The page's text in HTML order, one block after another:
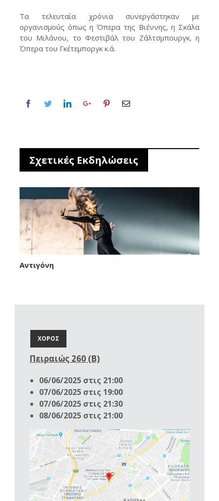
Τα τελευταία χρόνια συνεργάστηκαν με
οργανισμούς όπως η Όπερα της Βιέννης, η Σκάλα
του Μιλάνου, το Φεστιβάλ του Ζάλτσμπουργκ, η
Όπερα του Γκέτεμποργκ κ.ά.
Σχετικές Εκδηλώσεις
Αντιγόνη
ΧΟΡΟΣ
Πειραιώς 260 (Β)
06/06/2025 στις 21:00
07/06/2025 στις 19:00
07/06/2025 στις 21:30
08/06/2025 στις 21:00